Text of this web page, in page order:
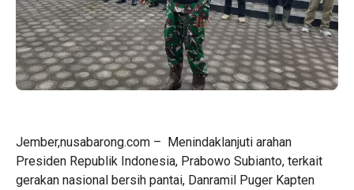
Jember,nusabarong.com – Menindaklanjuti arahan
Presiden Republik Indonesia, Prabowo Subianto, terkait
gerakan nasional bersih pantai, Danramil Puger Kapten